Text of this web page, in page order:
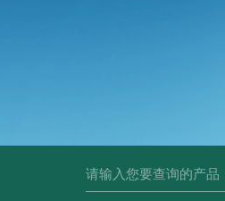
储能箱风机 储能柜专用风机 PF-